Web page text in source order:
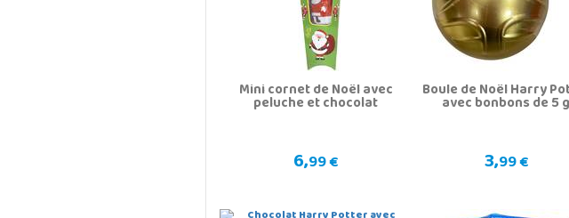
Mini cornet de Noël avec
peluche et chocolat
6,99 €
Boule de Noël Harry
avec bonbons de 5 g
3,99 €